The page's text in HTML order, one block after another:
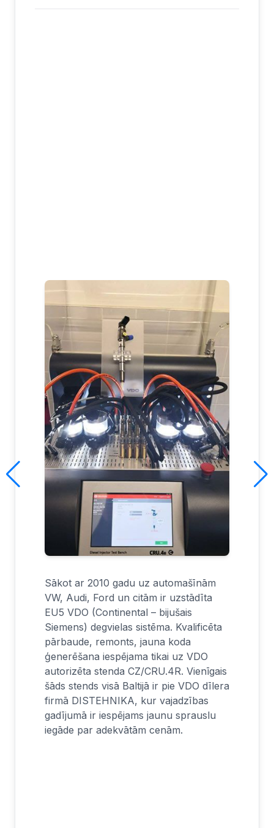
Sākot ar 2010 gadu uz automašīnām
VW, Audi, Ford un citām ir uzstādīta
EU5 VDO (Continental – bijušais
Siemens) degvielas sistēma. Kvalificēta
pārbaude, remonts, jauna koda
ģenerēšana iespējama tikai uz VDO
autorizēta stenda CZ/CRU.4R. Vienīgais
šāds stends visā Baltijā ir pie VDO dīlera
firmā DISTEHNIKA, kur vajadzības
gadījumā ir iespējams jaunu sprauslu
iegāde par adekvātām cenām.